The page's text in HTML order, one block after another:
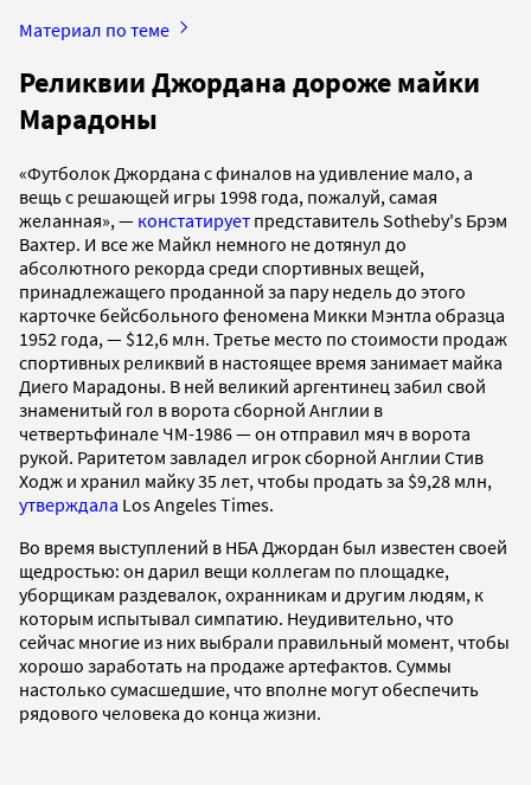
Материал по теме
Реликвии Джордана дороже майки
Марадоны
«Футболок Джордана с финалов на удивление мало, а
вещь с решающей игры 1998 года, пожалуй, самая
желанная», — констатирует представитель Sotheby's Брэм
Вахтер. И все же Майкл немного не дотянул до
абсолютного рекорда среди спортивных вещей,
принадлежащего проданной за пару недель до этого
карточке бейсбольного феномена Микки Мэнтла образца
1952 года, — $12,6 млн. Третье место по стоимости продаж
спортивных реликвий в настоящее время занимает майка
Диего Марадоны. В ней великий аргентинец забил свой
знаменитый гол в ворота сборной Англии в
четвертьфинале ЧМ-1986 — он отправил мяч в ворота
рукой. Раритетом завладел игрок сборной Англии Стив
Ходж и хранил майку 35 лет, чтобы продать за $9,28 млн,
утверждала Los Angeles Times.
Во время выступлений в НБА Джордан был известен своей
щедростью: он дарил вещи коллегам по площадке,
уборщикам раздевалок, охранникам и другим людям, к
которым испытывал симпатию. Неудивительно, что
сейчас многие из них выбрали правильный момент, чтобы
хорошо заработать на продаже артефактов. Суммы
настолько сумасшедшие, что вполне могут обеспечить
рядового человека до конца жизни.